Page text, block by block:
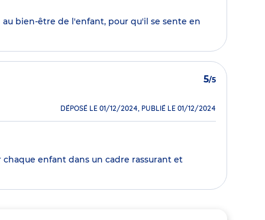
bien-être de l'enfant, pour qu'il se sente en
5/5
DÉPOSÉ LE 01/12/2024, PUBLIÉ LE 01/12/2024
enfant dans un cadre rassurant et